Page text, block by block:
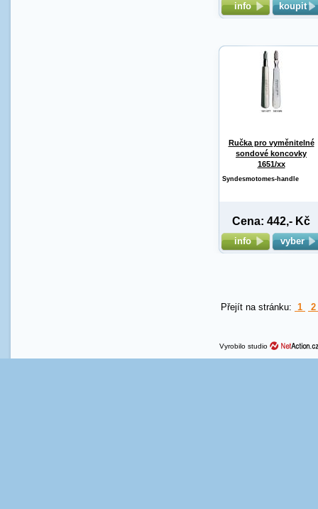
info koupit
Ručka pro vyměnitelné
sondové koncovky
1651/xx
Syndesmotomes-handle
Cena: 442,- Kč
info vyber
Přejít na stránku: 1 2
Vyrobilo studio